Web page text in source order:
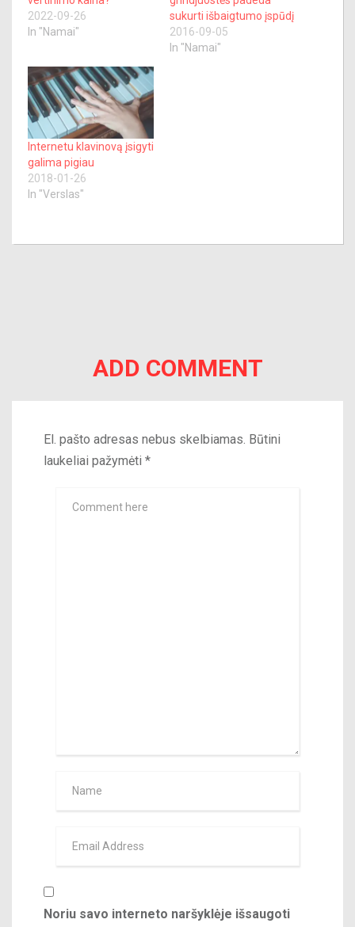
2022-09-26
In "Namai"
sukurti išbaigtumo įspūdį
2016-09-05
In "Namai"
Internetu klavinovą įsigyti
galima pigiau
2018-01-26
In "Verslas"
ADD COMMENT
El. pašto adresas nebus skelbiamas. Būtini
laukeliai pažymėti *
Noriu savo interneto naršyklėje išsaugoti